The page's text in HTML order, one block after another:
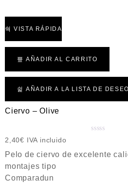
e
5
VISTA RÁPIDA
AÑADIR AL CARRITO
AÑADIR A LA LISTA DE
Ciervo – Olive
l
2,40€ IVA incluido
Pelo de ciervo de excelente
montajes tipo
Comparadun